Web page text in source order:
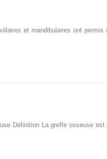
et mandibulaires ont permis
Définition La greffe osseuse